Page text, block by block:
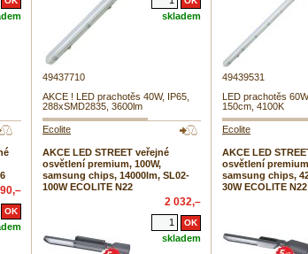
skladem
49437710
AKCE ! LED prachotěs 40W, IP65,
288xSMD2835, 3600lm
49439531
LED prachotěs
150cm, 4100K
Ecolite
AKCE LED STREET veřejné
osvětlení premium, 100W,
samsung chips, 14000lm, SL02-
100W ECOLITE N22
2 032,–
skladem
Ecolite
AKCE LED
osvětlení
samsung chips,
30W ECOLITE N22